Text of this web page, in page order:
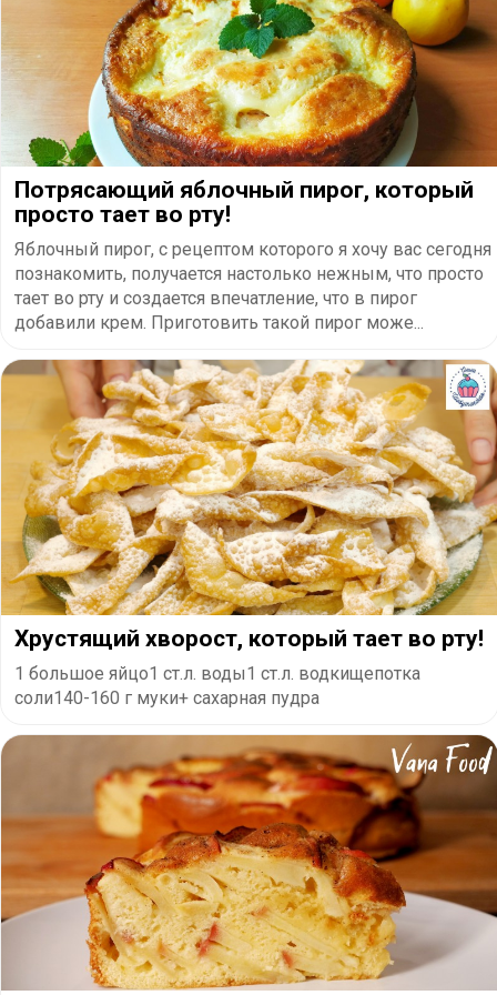
Потрясающий яблочный пирог, который
просто тает во рту!
Яблочный пирог, с рецептом которого я хочу вас сегодня
познакомить, получается настолько нежным, что просто
тает во рту и создается впечатление, что в пирог
добавили крем. Приготовить такой пирог може...
Хрустящий хворост, который тает во рту!
1 большое яйцо1 ст.л. воды1 ст.л. водкищепотка
соли140-160 г муки+ сахарная пудра